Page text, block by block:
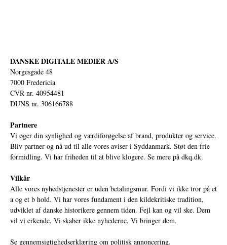
DANSKE DIGITALE MEDIER A/S
Norgesgade 48
7000 Fredericia
CVR nr. 40954481
DUNS nr. 306166788
Partnere
Vi øger din synlighed og værdiforøgelse af brand, produkter og service.
Bliv partner og nå ud til alle vores aviser i Syddanmark. Støt den frie
formidling. Vi har friheden til at blive klogere. Se mere på dkq.dk.
Vilkår
Alle vores nyhedstjenester er uden betalingsmur. Fordi vi ikke tror på et
a og et b hold. Vi har vores fundament i den kildekritiske tradition,
udviklet af danske historikere gennem tiden. Fejl kan og vil ske. Dem
vil vi erkende. Vi skaber ikke nyhederne. Vi bringer dem.
Se gennemsigtighedserklæring om politisk annoncering.